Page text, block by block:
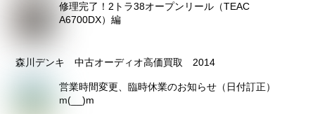
修理完了！2トラ38オープンリール（TEAC
A6700DX）編
森川デンキ 中古オーディオ高価買取 2014
営業時間変更、臨時休業のお知らせ（日付訂正）
m(__)m